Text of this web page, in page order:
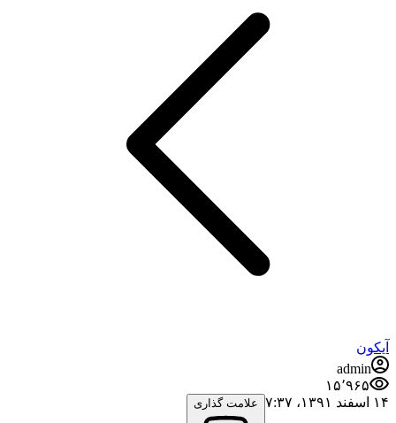
آیکون
admin
۱۵٬۹۶۵
۱۴ اسفند ۱۳۹۱،‏ ۷:۳۷
علامت گذاری